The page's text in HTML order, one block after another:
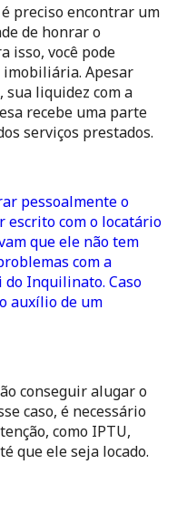
preciso encontrar um
de honrar o
isso, você pode
imobiliária. Apesar
sua liquidez com a
recebe uma parte
serviços prestados.
pessoalmente o
escrito com o locatário
que ele não tem
com a
do Inquilinato. Caso
auxílio de um
conseguir alugar o
caso, é necessário
como IPTU,
que ele seja locado.